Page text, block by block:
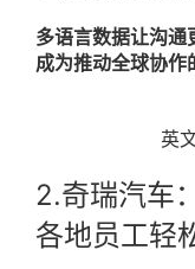
多语言数据让沟通
成为推动全球协作
英
2.奇瑞汽车
各地员工轻